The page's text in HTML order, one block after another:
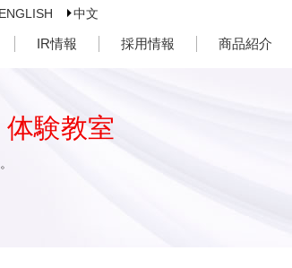
ENGLISH 中文
IR情報 採用情報 商品紹介
験教室